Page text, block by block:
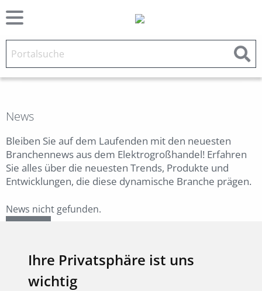
Ihre Privatsphäre ist uns
wichtig
News
Bleiben Sie auf dem Laufenden mit den neuesten
Branchennews aus dem Elektrogroßhandel! Erfahren
Sie alles über die neuesten Trends, Produkte und
Entwicklungen, die diese dynamische Branche prägen.
News nicht gefunden.
Derzeit liegen keine Termine vor!